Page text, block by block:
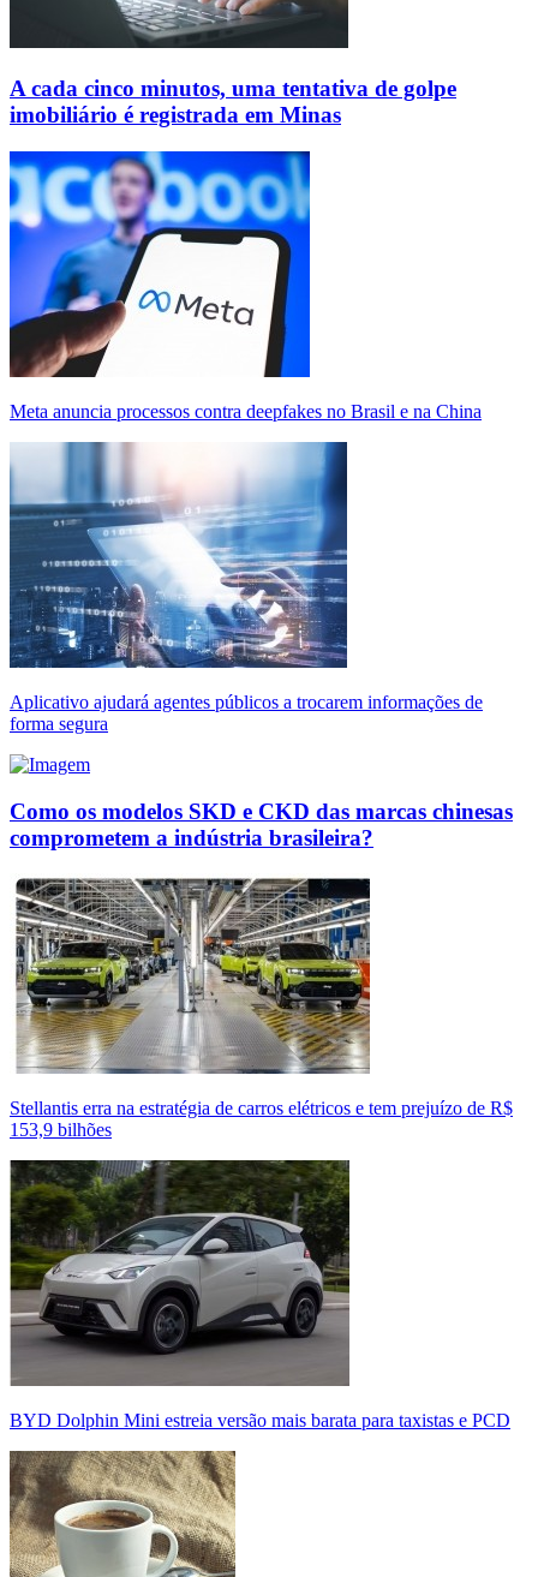
A cada cinco minutos, uma tentativa de golpe
imobiliário é registrada em Minas
Meta anuncia processos contra deepfakes no Brasil e na China
Aplicativo ajudará agentes públicos a trocarem informações de
forma segura
Como os modelos SKD e CKD das marcas chinesas
comprometem a indústria brasileira?
Stellantis erra na estratégia de carros elétricos e tem prejuízo de R$
153,9 bilhões
BYD Dolphin Mini estreia versão mais barata para taxistas e PCD